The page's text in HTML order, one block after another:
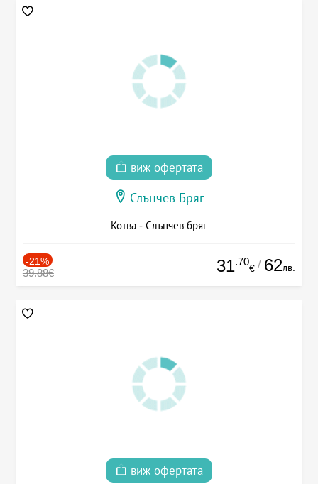
виж офертата
Слънчев Бряг
Котва - Слънчев бряг
-21%
39.88€ 31.70
€ / 62лв.
виж офертата